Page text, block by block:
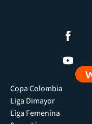
Copa Colombia
Liga Dimayor
Liga Femenina